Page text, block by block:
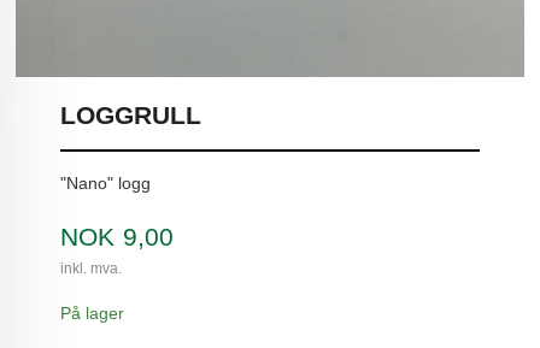
LOGGRULL
"Nano" logg
Pris
NOK 9,00
inkl. mva.
På lager